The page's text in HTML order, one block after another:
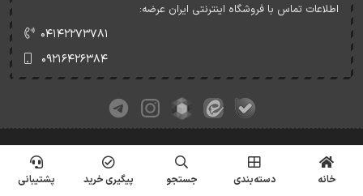
اطلاعات تماس با فروشگاه اینترنتی ایران عرضه:
۰۴۱۴۲۲۷۳۷۸۱
۰۹۲۱۶۴۲۶۳۸۴
خانه دسته‌بندی جستجو پیگیری خرید پشتیبانی